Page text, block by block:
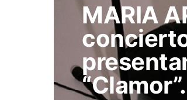
MARIA
“Clamor”.